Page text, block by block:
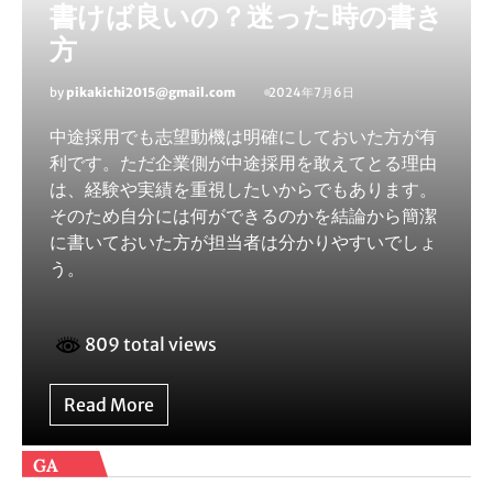
書けば良いの？迷った時の書き
方
by pikakichi2015@gmail.com 2024年7月6日
中途採用でも志望動機は明確にしておいた方が有
利です。ただ企業側が中途採用を敢えてとる理由
は、経験や実績を重視したいからでもあります。
そのため自分には何ができるのかを結論から簡潔
に書いておいた方が担当者は分かりやすいでしょ
う。
809 total views
Read More
GA